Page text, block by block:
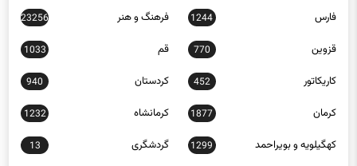
قزوین 770 قم 1033
کاریکاتور 452 کردستان 940
کرمان 1877 کرمانشاه 1232
کهگیلویه و بویراحمد 1299 گردشگری 13
گلستان 568 گیلان 1404